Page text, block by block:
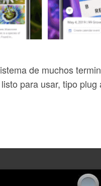
de muchos
para usar, tipo plug